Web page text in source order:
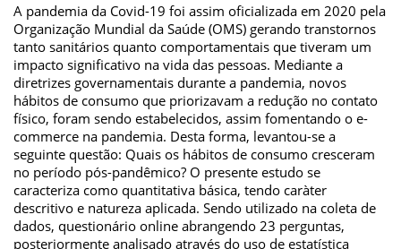
A pandemia da Covid-19 foi assim oficializada em 2020 pela
Organização Mundial da Saúde (OMS) gerando transtornos
tanto sanitários quanto comportamentais que tiveram um
impacto significativo na vida das pessoas. Mediante a
diretrizes governamentais durante a pandemia, novos
hábitos de consumo que priorizavam a redução no contato
físico, foram sendo estabelecidos, assim fomentando o e-
commerce na pandemia. Desta forma, levantou-se a
seguinte questão: Quais os hábitos de consumo cresceram
no período pós-pandêmico? O presente estudo se
caracteriza como quantitativa básica, tendo caràter
descritivo e natureza aplicada. Sendo utilizado na coleta de
dados, questionário online abrangendo 23 perguntas,
posteriormente analisado através do uso de estatística